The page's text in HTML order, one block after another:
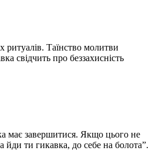
ритуалів. Таїнство молитви
свідчить про беззахисність
має завершитися. Якщо цього не
йди ти гикавка, до себе на болота”.